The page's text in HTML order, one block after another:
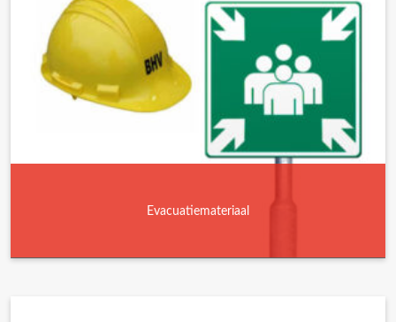
Evacuatiemateriaal